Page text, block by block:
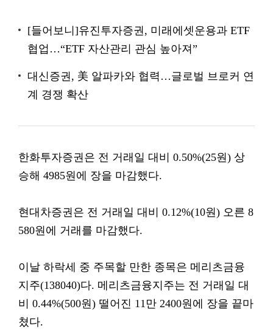
[들어보니]유진투자증권, 미래에셋운용과 ETF
협업…“ETF 자산관리 관심 높아져”
대신증권, 美 알파카와 협력…글로벌 브로커 연
계 경쟁 확산
한화투자증권은 전 거래일 대비 0.50%(25원) 상
승해 4985원에 장을 마감했다.
현대차증권은 전 거래일 대비 0.12%(10원) 오른 8
580원에 거래를 마감했다.
이날 하락세 중 주목할 만한 종목은 메리츠금융
지주(138040)다. 메리츠금융지주는 전 거래일 대
비 0.44%(500원) 떨어진 11만 2400원에 장을 끝마
쳤다.